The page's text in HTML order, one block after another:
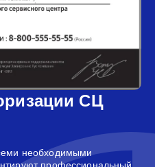
СЦ
необходимыми
профессиональный